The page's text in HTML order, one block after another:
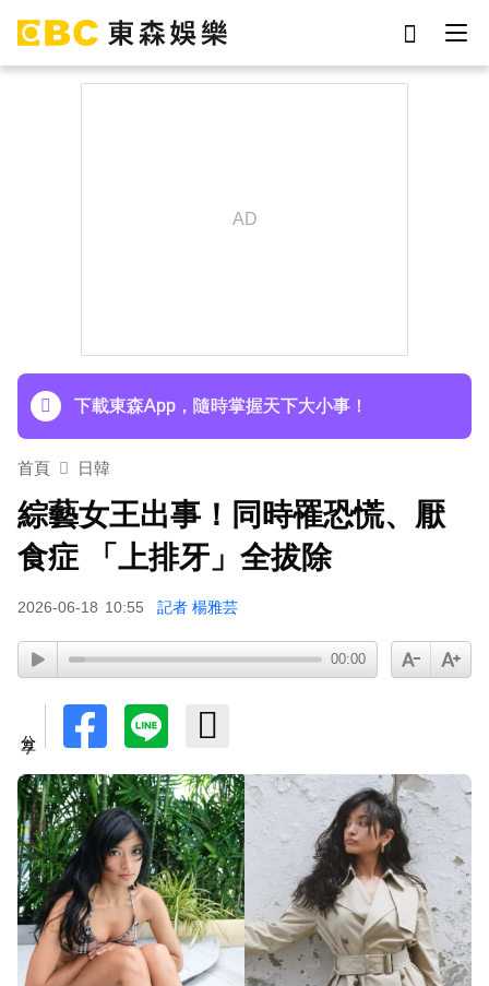
下載東森App，隨時掌握天下大小事！
首頁 日韓
綜藝女王出事！同時罹恐慌、厭
食症 「上排牙」全拔除
2026-06-18 10:55 記者 楊雅芸
00:00